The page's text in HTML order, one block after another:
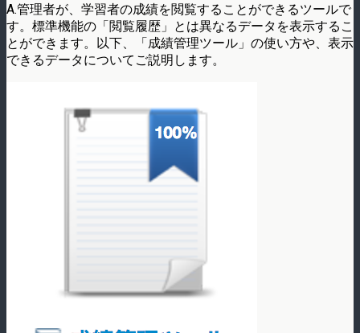
A.管理者が、学習者の成績を閲覧することができるツールで
す。標準機能の「閲覧履歴」とは異なるデータを表示するこ
とができます。以下、「成績管理ツール」の使い方や、表示
できるデータについてご説明します。